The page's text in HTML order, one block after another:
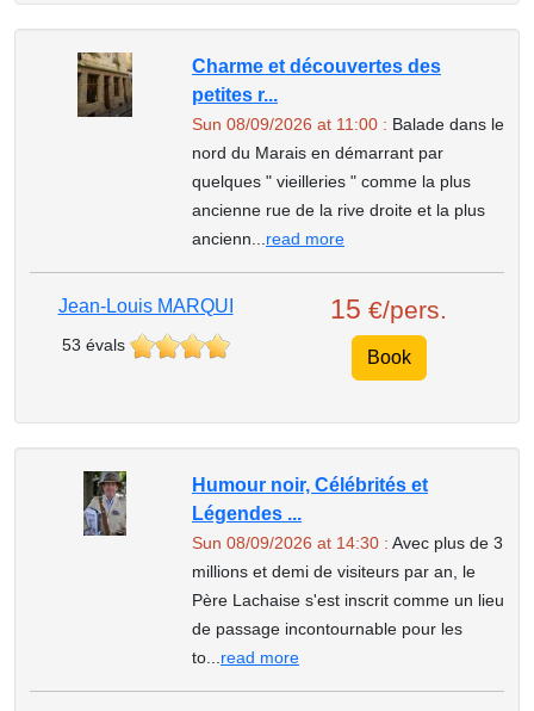
Charme et découvertes des
petites r...
Sun 08/09/2026 at 11:00 : Balade dans le
nord du Marais en démarrant par
quelques " vieilleries " comme la plus
ancienne rue de la rive droite et la plus
ancienn... read more
Jean-Louis MARQUI
53 évals
15 €/pers.
Book
Humour noir, Célébrités et
Légendes ...
Sun 08/09/2026 at 14:30 : Avec plus de 3
millions et demi de visiteurs par an, le
Père Lachaise s'est inscrit comme un lieu
de passage incontournable pour les
to... read more